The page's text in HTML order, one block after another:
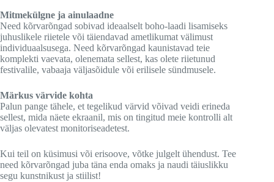
Mitmekülgne ja ainulaadne
Need kõrvarõngad sobivad ideaalselt boho-laadi lisamiseks
juhuslikele riietele või täiendavad ametlikumat välimust
individuaalsusega. Need kõrvarõngad kaunistavad teie
komplekti vaevata, olenemata sellest, kas olete riietunud
festivalile, vabaaja väljasõidule või erilisele sündmusele.
Märkus värvide kohta
Palun pange tähele, et tegelikud värvid võivad veidi erineda
sellest, mida näete ekraanil, mis on tingitud meie kontrolli alt
väljas olevatest monitoriseadetest.
Kui teil on küsimusi või erisoove, võtke julgelt ühendust. Tee
need kõrvarõngad juba täna enda omaks ja naudi täiuslikku
segu kunstnikust ja stiilist!